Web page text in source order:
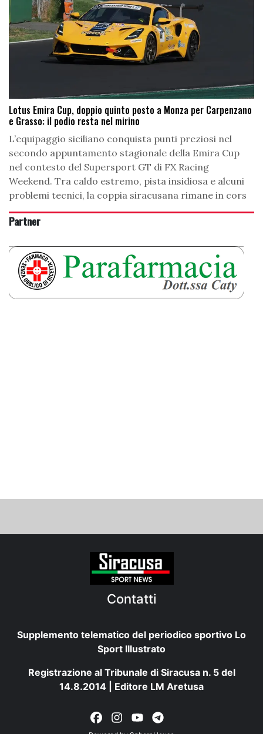
Lotus Emira Cup, doppio quinto posto a Monza per Carpenzano
e Grasso: il podio resta nel mirino
L’equipaggio siciliano conquista punti preziosi nel
secondo appuntamento stagionale della Emira Cup
nel contesto del Supersport GT di FX Racing
Weekend. Tra caldo estremo, pista insidiosa e alcuni
problemi tecnici, la coppia siracusana rimane in cors
Partner
Contatti
Supplemento telematico del periodico sportivo Lo
Sport Illustrato
Registrazione al Tribunale di Siracusa n. 5 del
14.8.2014 | Editore LM Aretusa